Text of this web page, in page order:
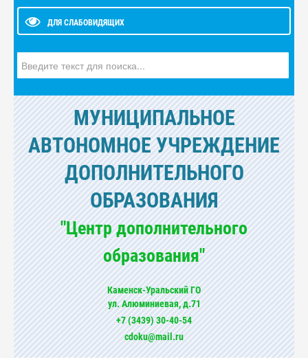
ДЛЯ СЛАБОВИДЯЩИХ
МУНИЦИПАЛЬНОЕ
АВТОНОМНОЕ УЧРЕЖДЕНИЕ
ДОПОЛНИТЕЛЬНОГО
ОБРАЗОВАНИЯ
"Центр дополнительного
образования"
Каменск-Уральский ГО
ул. Алюминиевая, д.71
+7 (3439) 30-40-54
cdoku@mail.ru